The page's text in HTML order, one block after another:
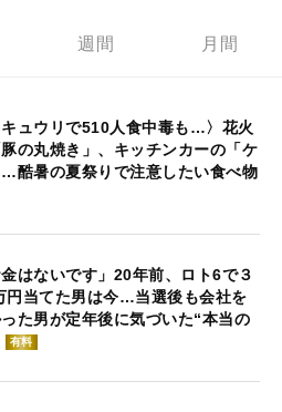
週間 月間
キュウリで510人食中毒も…〉花火
の丸焼き」、キッチンカーの「ケ
酷暑の夏祭りで注意したい食べ物
金はないです」20年前、ロト6で３
円当てた男は今…当選後も会社を
た男が定年後に気づいた“本当の
有料